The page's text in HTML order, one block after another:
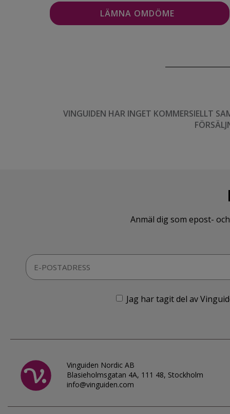
VINGUIDEN HAR INGET KOMMERSIELLT
Anmäl dig som epost-
Jag har tagit del av
Vinguiden Nordic AB
Blasieholmsgatan 4A, 111 48, Stockholm
info@vinguiden.com